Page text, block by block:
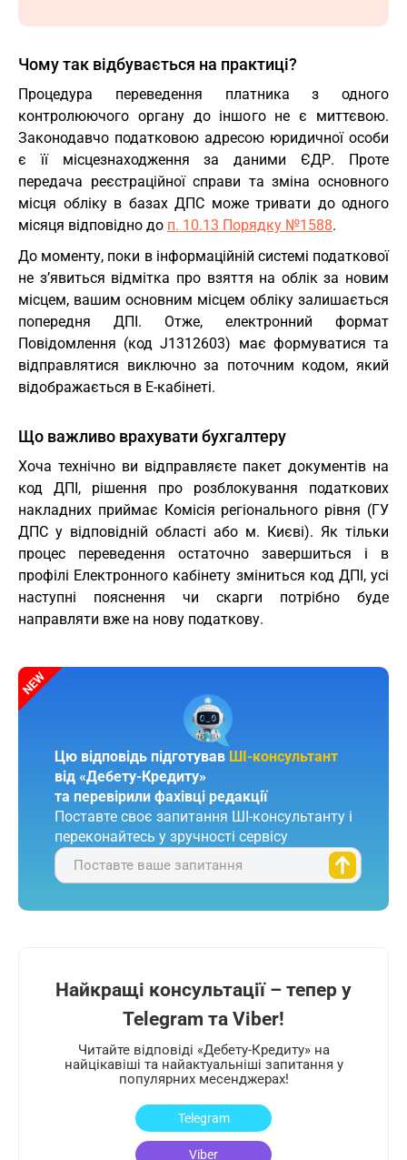
Чому так відбувається на практиці?
Процедура переведення платника з одного
контролюючого органу до іншого не є миттєвою.
Законодавчо податковою адресою юридичної особи
є її місцезнаходження за даними ЄДР. Проте
передача реєстраційної справи та зміна основного
місця обліку в базах ДПС може тривати до одного
місяця відповідно до п. 10.13 Порядку №1588.
До моменту, поки в інформаційній системі податкової
не з’явиться відмітка про взяття на облік за новим
місцем, вашим основним місцем обліку залишається
попередня ДПІ. Отже, електронний формат
Повідомлення (код J1312603) має формуватися та
відправлятися виключно за поточним кодом, який
відображається в Е-кабінеті.
Що важливо врахувати бухгалтеру
Хоча технічно ви відправляєте пакет документів на
код ДПІ, рішення про розблокування податкових
накладних приймає Комісія регіонального рівня (ГУ
ДПС у відповідній області або м. Києві). Як тільки
процес переведення остаточно завершиться і в
профілі Електронного кабінету зміниться код ДПІ, усі
наступні пояснення чи скарги потрібно буде
направляти вже на нову податкову.
Цю відповідь підготував ШІ-консультант
від «Дебету-Кредиту»
та перевірили фахівці редакції
Поставте своє запитання ШІ-консультанту і
переконайтесь у зручності сервісу
Поставте ваше запитання
Найкращі консультації – тепер у
Telegram та Viber!
Читайте відповіді «Дебету-Кредиту» на
найцікавіші та найактуальніші запитання у
популярних месенджерах!
Telegram
Viber